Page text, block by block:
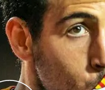
halago, si sale la